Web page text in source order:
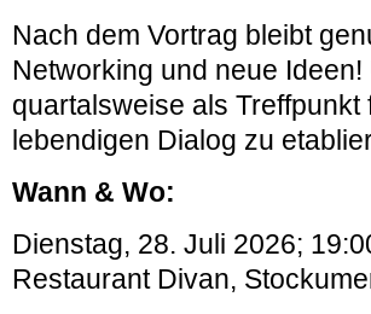
Nach dem Vortrag bleibt
Networking und neue
quartalsweise als
lebendigen Dialog zu
Wann & Wo:
Dienstag, 28. Juli 2026;
Restaurant Divan,